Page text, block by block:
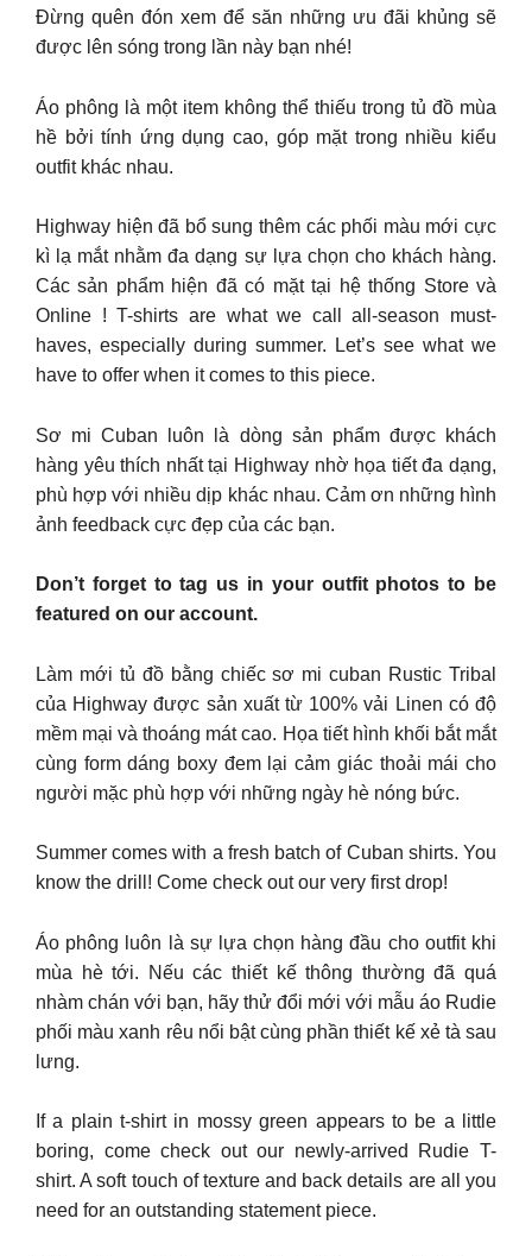
Đừng quên đón xem để săn những ưu đãi khủng sẽ
được lên sóng trong lần này bạn nhé!
Áo phông là một item không thể thiếu trong tủ đồ mùa
hề bởi tính ứng dụng cao, góp mặt trong nhiều kiểu
outfit khác nhau.
Highway hiện đã bổ sung thêm các phối màu mới cực
kì lạ mắt nhằm đa dạng sự lựa chọn cho khách hàng.
Các sản phẩm hiện đã có mặt tại hệ thống Store và
Online ! T-shirts are what we call all-season must-
haves, especially during summer. Let’s see what we
have to offer when it comes to this piece.
Sơ mi Cuban luôn là dòng sản phẩm được khách
hàng yêu thích nhất tại Highway nhờ họa tiết đa dạng,
phù hợp với nhiều dịp khác nhau. Cảm ơn những hình
ảnh feedback cực đẹp của các bạn.
Don’t forget to tag us in your outfit photos to be
featured on our account.
Làm mới tủ đồ bằng chiếc sơ mi cuban Rustic Tribal
của Highway được sản xuất từ 100% vải Linen có độ
mềm mại và thoáng mát cao. Họa tiết hình khối bắt mắt
cùng form dáng boxy đem lại cảm giác thoải mái cho
người mặc phù hợp với những ngày hè nóng bức.
Summer comes with a fresh batch of Cuban shirts. You
know the drill! Come check out our very first drop!
Áo phông luôn là sự lựa chọn hàng đầu cho outfit khi
mùa hè tới. Nếu các thiết kế thông thường đã quá
nhàm chán với bạn, hãy thử đổi mới với mẫu áo Rudie
phối màu xanh rêu nổi bật cùng phần thiết kế xẻ tà sau
lưng.
If a plain t-shirt in mossy green appears to be a little
boring, come check out our newly-arrived Rudie T-
shirt. A soft touch of texture and back details are all you
need for an outstanding statement piece.